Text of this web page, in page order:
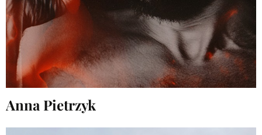
Anna Pietrzyk